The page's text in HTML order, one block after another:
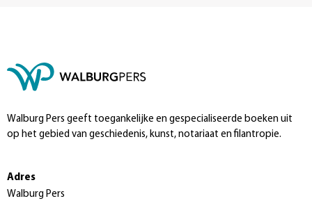
Walburg Pers geeft toegankelijke en gespecialiseerde boeken uit
op het gebied van geschiedenis, kunst, notariaat en filantropie.
Adres
Walburg Pers